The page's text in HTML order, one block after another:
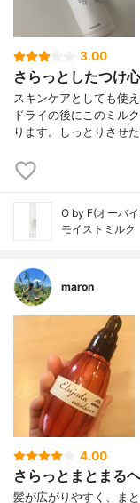
3.00
さらっとしたつけ
スキンケアとしても使
ドライの後にこのミル
ります。しっとりさせ
O by F(オーバ
モイストミルク
maron
4.00
さらっとまとまる
髪が広がりやすく、ま